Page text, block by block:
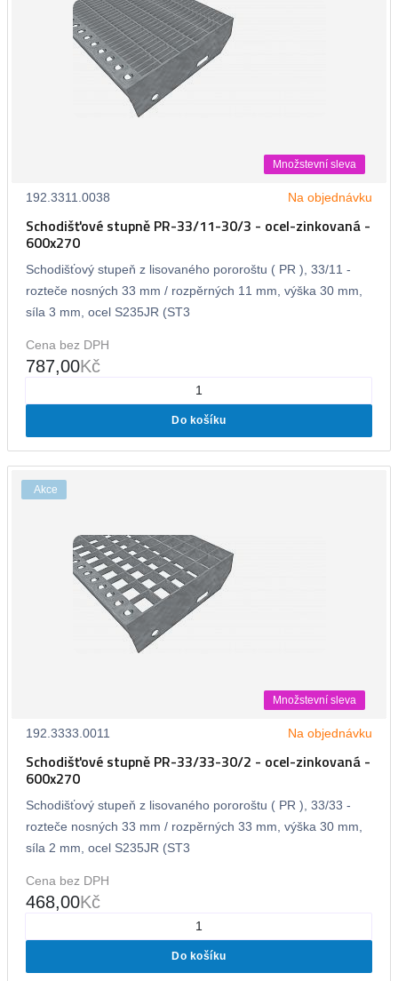
Množstevní sleva
192.3311.0038 Na objednávku
Schodišťové stupně PR-33/11-30/3 - ocel-zinkovaná -
600x270
Schodišťový stupeň z lisovaného pororoštu ( PR ), 33/11 -
rozteče nosných 33 mm / rozpěrných 11 mm, výška 30 mm,
síla 3 mm, ocel S235JR (ST3
Cena bez DPH
787,00Kč
Do košíku
Akce
Množstevní sleva
192.3333.0011 Na objednávku
Schodišťové stupně PR-33/33-30/2 - ocel-zinkovaná -
600x270
Schodišťový stupeň z lisovaného pororoštu ( PR ), 33/33 -
rozteče nosných 33 mm / rozpěrných 33 mm, výška 30 mm,
síla 2 mm, ocel S235JR (ST3
Cena bez DPH
468,00Kč
Do košíku